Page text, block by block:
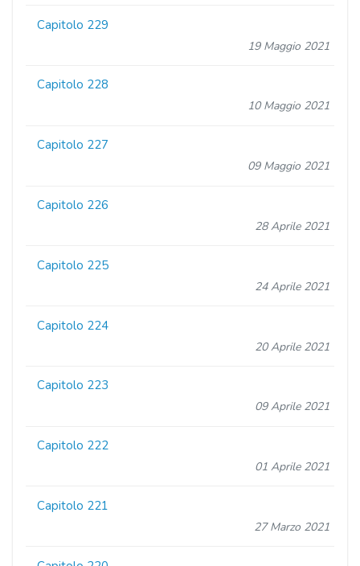
Capitolo 229
19 Maggio 2021
Capitolo 228
10 Maggio 2021
Capitolo 227
09 Maggio 2021
Capitolo 226
28 Aprile 2021
Capitolo 225
24 Aprile 2021
Capitolo 224
20 Aprile 2021
Capitolo 223
09 Aprile 2021
Capitolo 222
01 Aprile 2021
Capitolo 221
27 Marzo 2021